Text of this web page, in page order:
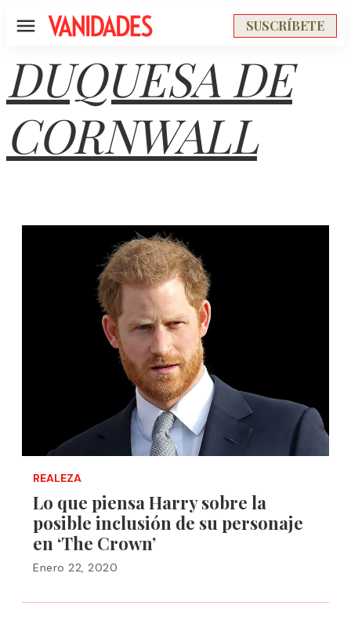
Menú SUSCRÍBETE
DUQUESA DE
CORNWALL
REALEZA
Lo que piensa Harry sobre la
posible inclusión de su personaje
en ‘The Crown’
Enero 22, 2020